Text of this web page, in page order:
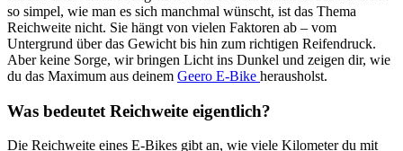
so simpel, wie man es sich manchmal wünscht, ist das Thema
Reichweite nicht. Sie hängt von vielen Faktoren ab – vom
Untergrund über das Gewicht bis hin zum richtigen Reifendruck.
Aber keine Sorge, wir bringen Licht ins Dunkel und zeigen dir, wie
du das Maximum aus deinem Geero E-Bike herausholst.
Was bedeutet Reichweite eigentlich?
Die Reichweite eines E-Bikes gibt an, wie viele Kilometer du mit